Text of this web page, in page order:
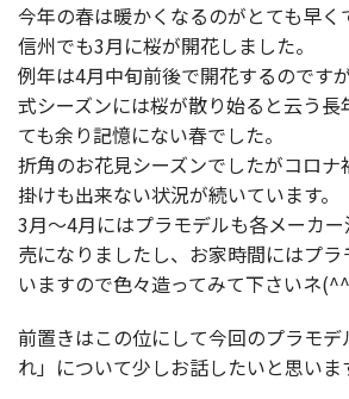
今年の春は暖かくなるのがとても早
信州でも3月に桜が開花しました。
例年は4月中旬前後で開花するのです
式シーズンには桜が散り始ると云う長
ても余り記憶にない春でした。
折角のお花見シーズンでしたがコロ
掛けも出来ない状況が続いています。
3月～4月にはプラモデルも各メーカ
売になりましたし、お家時間にはプ
いますので色々造ってみて下さいネ
前置きはこの位にして今回のプラモ
れ」について少しお話したいと思いま